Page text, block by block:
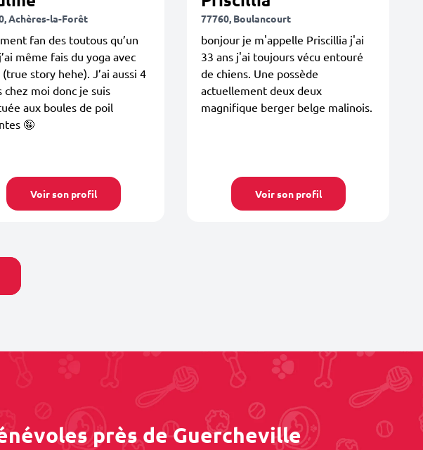
Achères-la-Forêt
fan des toutous qu’un
même fais du yoga avec
story hehe). J’ai aussi 4
chez moi donc je suis
aux boules de poil
🤪
Voir son profil
77760, Boulancourt
bonjour je m'appelle Priscillia j'ai
33 ans j'ai toujours vécu entouré
de chiens. Une possède
actuellement deux deux
magnifique berger belge malinois.
Voir son profil
près de Guercheville